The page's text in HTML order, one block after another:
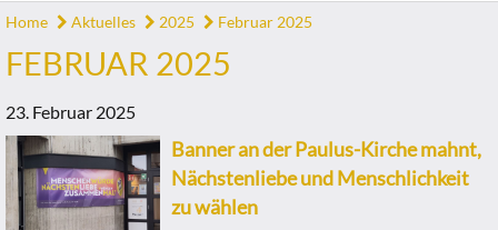
Home Aktuelles 2025 Februar 2025
FEBRUAR 2025
23. Februar 2025
Banner an der Paulus-Kirche mahnt,
Nächstenliebe und Menschlichkeit
zu wählen